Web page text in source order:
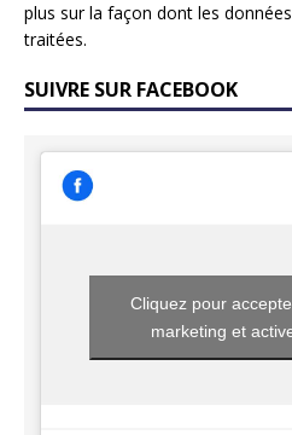
plus sur la façon dont les
traitées.
SUIVRE SUR FACEBOOK
Cliquez pour
marketing et